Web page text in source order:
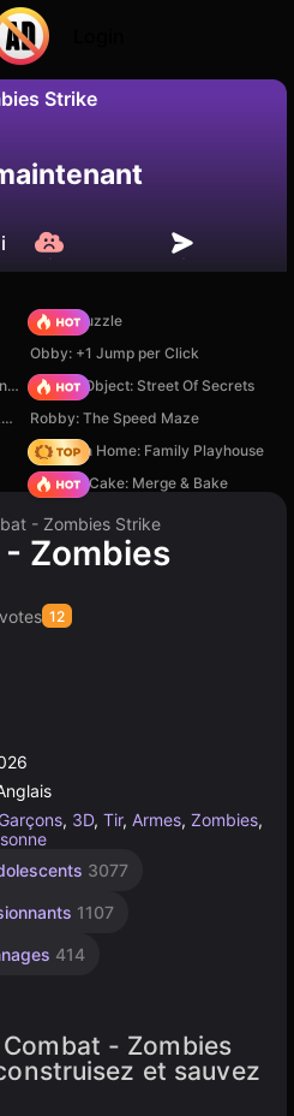
Strike
Non Enregistrer
Arrow Puzzle
Obby: +1 Jump per Click
Ragdoll Gun Shooter! Cannon Spinner Playground
Hidden Object: Street Of Secrets
Playground Shooter! Shotgun vs. Ragdolls!
Robby: The Speed Maze
My Town Home: Family Playhouse
Piece of Cake: Merge & Bake
- Zombies Strike
Zombies
12
, 3D, Tir, Armes, Zombies,
3077
1107
414
- Zombies
et sauvez